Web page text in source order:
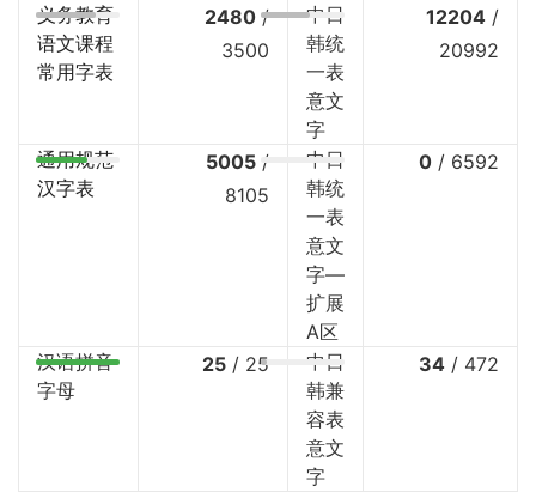
义务教育
语文课程
常用字表
2480 /
3500
中日
韩统
一表
意文
字
12204 /
20992
通用规范
汉字表
5005 /
8105
中日
韩统
一表
意文
字—
扩展
A区
0 / 6592
汉语拼音
字母
25 / 25
中日
韩兼
容表
意文
字
34 / 472